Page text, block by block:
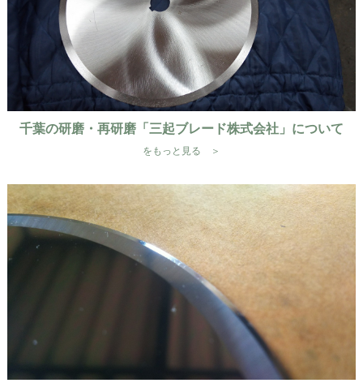
千葉の研磨・再研磨「三起ブレード株式会社」について
をもっと見る ＞